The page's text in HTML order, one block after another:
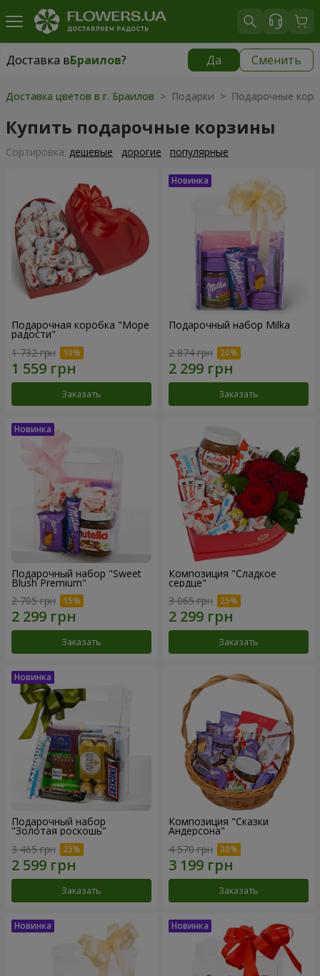
Доставка вБраилов? Да Сменить
Доставка вБраилов|
Доставка цветов в г. Браилов > Подарки > Подарочные
Купить подарочные корзины
Cортировка: дешевые дорогие популярные
Подарочная коробка "Море
радости"
1 732 грн
Заказать
Подарочный набор Milka
2 874 грн
Заказать
Подарочный набор "Sweet
Blush Premium"
2 705 грн
Заказать
Композиция "Сладкое
сердце"
3 065 грн
Заказать
Подарочный набор
"Золотая роскошь"
3 465 грн
Заказать
Композиция "Сказки
Андерсона"
4 570 грн
Заказать